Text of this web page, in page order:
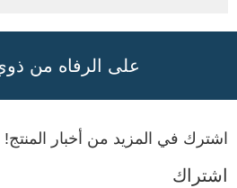
على الرفاه من
اشترك في المزيد من أخبار المنتج!
اشتراك